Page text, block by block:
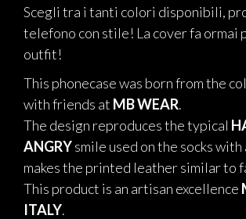
Scegli tra i tanti colori disponibili,
telefono con stile! La cover fa ormai
outfit!
This phonecase was born from the
with friends at MB WEAR.
The design reproduces the typical
ANGRYsmile used on the socks
makes the printed leather similar to
This product is an artisan excellence
ITALY.